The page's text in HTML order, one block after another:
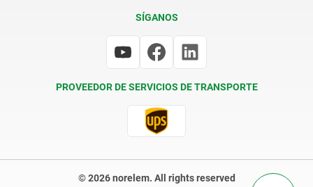
SÍGANOS
PROVEEDOR DE SERVICIOS DE TRANSPORTE
© 2026 norelem. All rights reserved